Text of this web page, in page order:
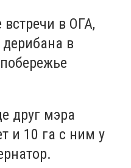
в ОГА,
в
друг мэра
и 10 га с ним у